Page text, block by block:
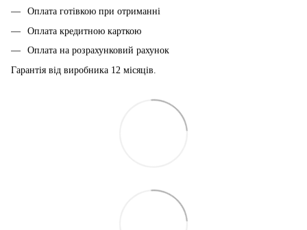
Оплата готівкою при отриманні
Оплата кредитною карткою
Оплата на розрахунковий рахунок
Гарантія від виробника 12 місяців.